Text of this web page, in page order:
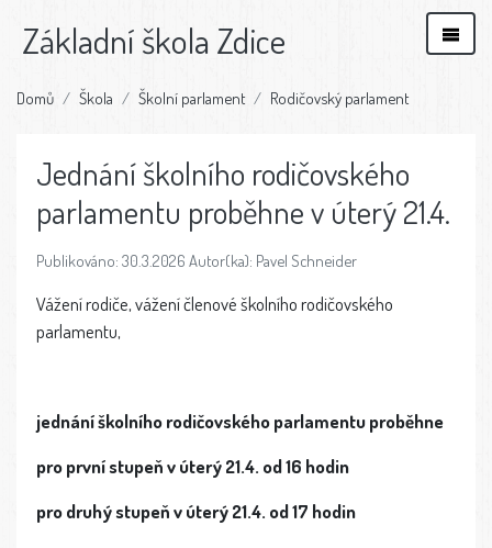
Základní škola Zdice
Domů Škola Školní parlament Rodičovský parlament
Jednání školního rodičovského
parlamentu proběhne v úterý 21.4.
Publikováno: 30.3.2026 Autor(ka): Pavel Schneider
Vážení rodiče, vážení členové školního rodičovského
parlamentu,
jednání školního rodičovského parlamentu proběhne
pro první stupeň v úterý 21.4. od 16 hodin
pro druhý stupeň v úterý 21.4. od 17 hodin